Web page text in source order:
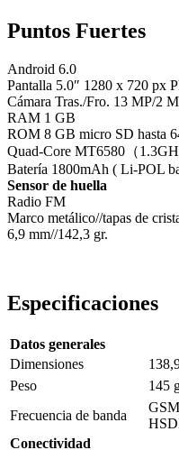
Puntos Fuertes
Android 6.0
Pantalla 5.0″ 1280 x 720 px
Cámara Tras./Fro. 13 MP/2
RAM 1 GB
ROM 8 GB micro SD hasta
Quad-Core MT6580（
Batería 1800mAh ( Li-POL
Sensor de huella
Radio FM
Marco metálico//tapas de
6,9 mm//142,3 gr.
Especificaciones
Datos generales
Dimensiones
Peso
145
Frecuencia de banda
Conectividad